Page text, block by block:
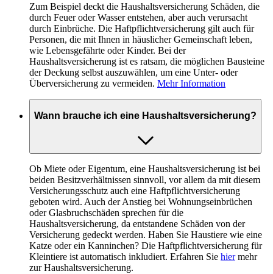
Zum Beispiel deckt die Haushaltsversicherung Schäden, die
durch Feuer oder Wasser entstehen, aber auch verursacht
durch Einbrüche. Die Haftpflichtversicherung gilt auch für
Personen, die mit Ihnen in häuslicher Gemeinschaft leben,
wie Lebensgefährte oder Kinder. Bei der
Haushaltsversicherung ist es ratsam, die möglichen Bausteine
der Deckung selbst auszuwählen, um eine Unter- oder
Überversicherung zu vermeiden. Mehr Information
Wann brauche ich eine Haushaltsversicherung?
Ob Miete oder Eigentum, eine Haushaltsversicherung ist bei
beiden Besitzverhältnissen sinnvoll, vor allem da mit diesem
Versicherungsschutz auch eine Haftpflichtversicherung
geboten wird. Auch der Anstieg bei Wohnungseinbrüchen
oder Glasbruchschäden sprechen für die
Haushaltsversicherung, da entstandene Schäden von der
Versicherung gedeckt werden. Haben Sie Haustiere wie eine
Katze oder ein Kanninchen? Die Haftpflichtversicherung für
Kleintiere ist automatisch inkludiert. Erfahren Sie hiermehr
zur Haushaltsversicherung.